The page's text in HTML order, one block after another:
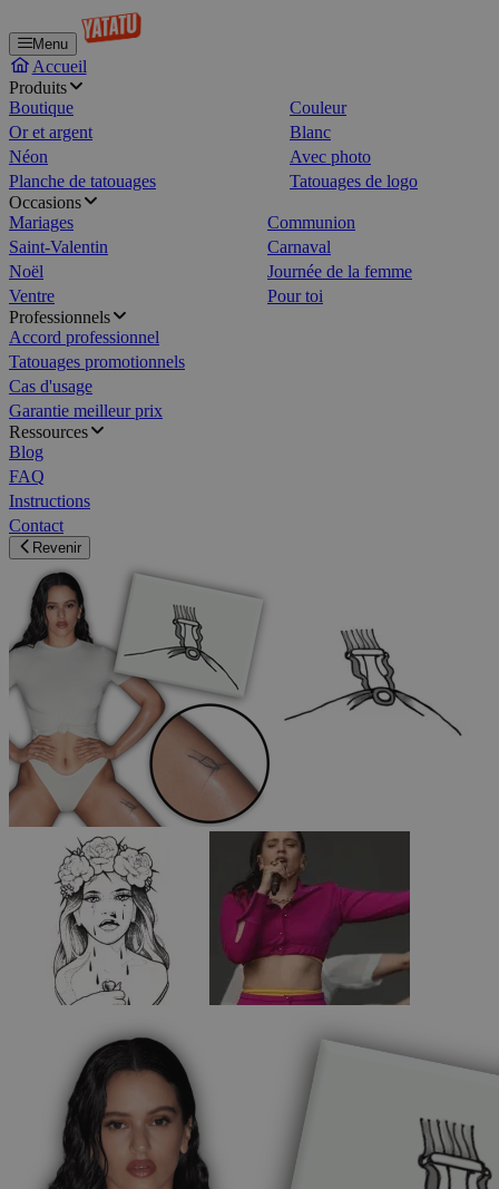
Menu
Accueil
Produits
Boutique
Couleur
Or et argent
Blanc
Néon
Avec photo
Planche de tatouages
Tatouages de logo
Occasions
Mariages
Communion
Saint-Valentin
Carnaval
Noël
Journée de la femme
Ventre
Pour toi
Professionnels
Accord professionnel
Tatouages promotionnels
Cas d'usage
Garantie meilleur prix
Ressources
Blog
FAQ
Instructions
Contact
Revenir